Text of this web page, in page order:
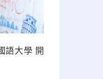
語大學 開